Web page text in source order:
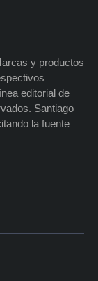
y productos
editorial de
Santiago
la fuente